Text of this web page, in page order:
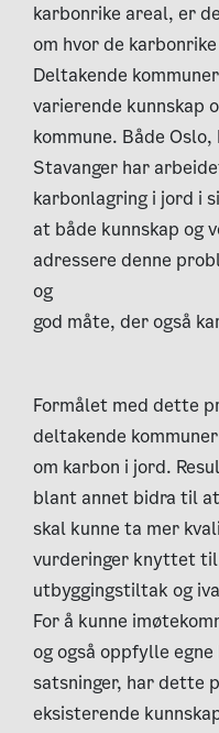
karbonrike areal, er
om hvor de
Deltakende
varierende kunnskap
kommune. Både
Stavanger har
karbonlagring i jord i
at både kunnskap og
adressere denne
og
god måte, der også
Formålet med dette
deltakende
om karbon i jord.
blant annet bidra til
skal kunne ta mer
vurderinger knyttet
utbyggingstiltak og
For å kunne
og også oppfylle
satsninger, har dette
eksisterende